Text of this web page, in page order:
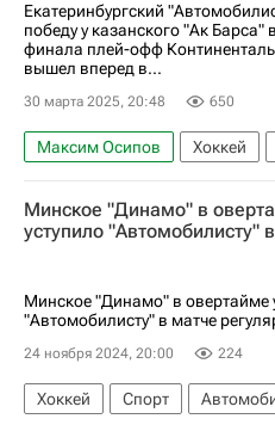
Екатеринбургский
победу у казанского "Ак Барса"
финала плей-офф
вышел вперед в...
30 марта 2025, 20:48 650
Максим Осипов Хоккей
Сергей Зборовский
Автомобилист
Ак Барс
Минское "Динамо" в
уступило "Автомобилисту"
Минское "Динамо" в овертайме
"Автомобилисту" в матче
24 ноября 2024, 20:00 224
Хоккей Спорт